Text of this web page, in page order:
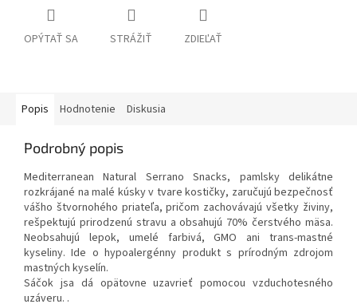
OPÝTAŤ SA STRÁŽIŤ ZDIEĽAŤ
Popis Hodnotenie Diskusia
Podrobný popis
Mediterranean Natural Serrano Snacks, pamlsky delikátne
rozkrájané na malé kúsky v tvare kostičky, zaručujú bezpečnosť
vášho štvornohého priateľa, pričom zachovávajú všetky živiny,
rešpektujú prirodzenú stravu a obsahujú 70% čerstvého mäsa.
Neobsahujú lepok, umelé farbivá, GMO ani trans-mastné
kyseliny. Ide o hypoalergénny produkt s prírodným zdrojom
mastných kyselín.
Sáčok jsa dá opätovne uzavrieť pomocou vzduchotesného
uzáveru. .